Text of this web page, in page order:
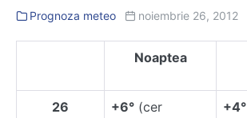
Prognoza meteo noiembrie 26, 2012
Noaptea
26
+6° (cer
+4°